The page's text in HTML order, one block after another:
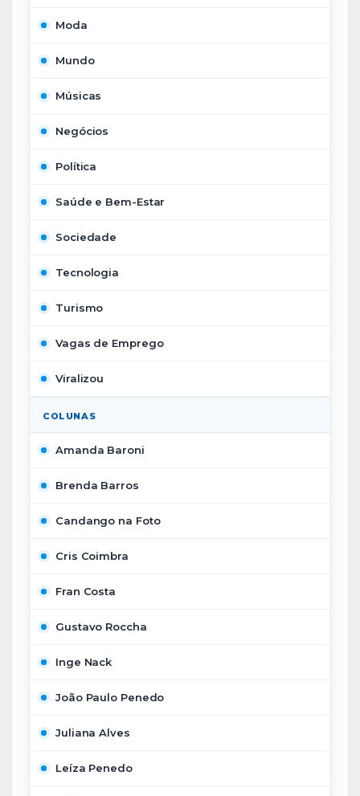
Moda
Mundo
Músicas
Negócios
Política
Saúde e Bem-Estar
Sociedade
Tecnologia
Turismo
Vagas de Emprego
Viralizou
COLUNAS
Amanda Baroni
Brenda Barros
Candango na Foto
Cris Coimbra
Fran Costa
Gustavo Roccha
Inge Nack
João Paulo Penedo
Juliana Alves
Leíza Penedo